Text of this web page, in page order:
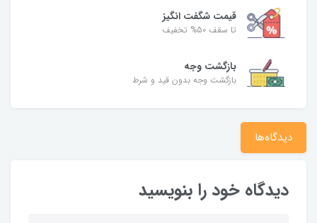
قیمت شگفت انگیز
تا سقف 50% تخفیف
بازگشت وجه
بازگشت وجه بدون قید و شرط
دیدگاه‌ها
دیدگاه خود را بنویسید